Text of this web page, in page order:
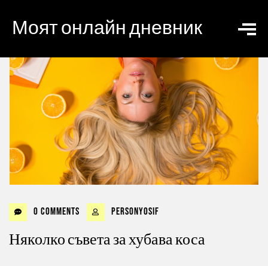
Моят онлайн дневник
0 Comments personyosif
Няколко съвета за хубава коса